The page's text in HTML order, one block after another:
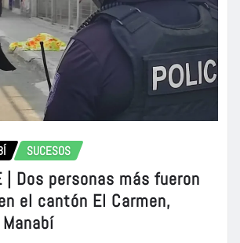
SUCESOS
| Dos personas más fueron
el cantón El Carmen,